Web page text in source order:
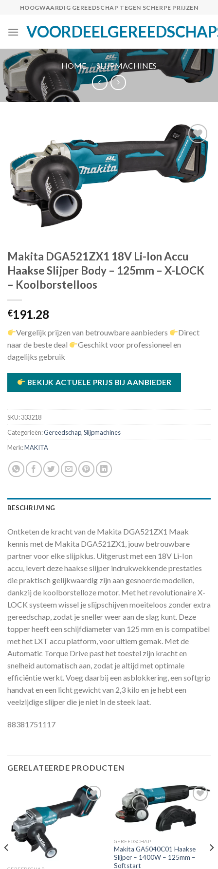
content
HOOGWAARDIG GEREEDSCHAP TEGEN SCHERPE PRIJZEN
HOME / SLIJPMACHINES
Toevoegen
aan
Makita DGA521ZX1 18V Li-Ion Accu
Haakse Slijper Body – 125mm – X-LOCK
– Koolborstelloos
€191.28
Vergelijk prijzen van betrouwbare aanbieders
Direct
naar de beste deal
Geschikt voor professioneel en
dagelijks gebruik
BEKIJK ACTUELE PRIJS BIJ AANBIEDER
SKU:333218
Categorieën:Gereedschap,Slijpmachines
Merk:MAKITA
BESCHRIJVING
Ontketen de kracht van de Makita DGA521ZX1 Maak
kennis met de Makita DGA521ZX1, jouw betrouwbare
partner voor elke slijpklus. Uitgerust met een 18V Li-Ion
accu, levert deze haakse slijper indrukwekkende prestaties
die praktisch gelijkwaardig zijn aan gesnoerde modellen,
dankzij de koolborstelloze motor. Met het revolutionaire X-
LOCK systeem wissel je slijpschijven moeiteloos zonder extra
gereedschap, zodat je sneller weer aan de slag kunt. Deze
topper heeft een schijfdiameter van 125 mm en is compatibel
met het LXT accu platform, voor ultiem gemak. Met de
Automatic Torque Drive past het toestel zijn kracht en
snelheid automatisch aan, zodat je altijd met optimale
efficiëntie werkt. Voeg daarbij een asblokkering, een softgrip
handvat en een licht gewicht van 2,3 kilo en je hebt een
veelzijdige slijper die je niet in de steek laat.
88381751117
GERELATEERDE PRODUCTEN
Toevoegen
GEREEDSCHAP
Makita GA5040C01 Haakse
Slijper – 1400W – 125mm –
Softstart